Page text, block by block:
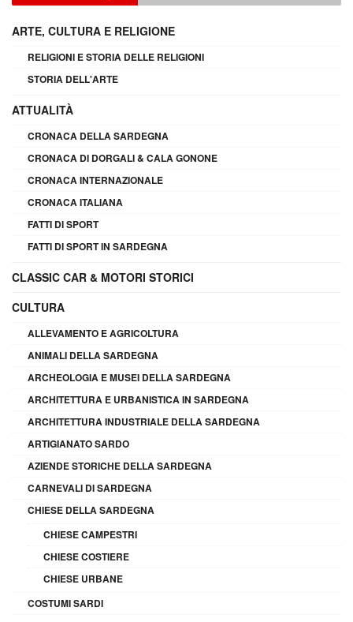
ARTE, CULTURA E RELIGIONE
RELIGIONI E STORIA DELLE RELIGIONI
STORIA DELL'ARTE
ATTUALITÀ
CRONACA DELLA SARDEGNA
CRONACA DI DORGALI & CALA GONONE
CRONACA INTERNAZIONALE
CRONACA ITALIANA
FATTI DI SPORT
FATTI DI SPORT IN SARDEGNA
CLASSIC CAR & MOTORI STORICI
CULTURA
ALLEVAMENTO E AGRICOLTURA
ANIMALI DELLA SARDEGNA
ARCHEOLOGIA E MUSEI DELLA SARDEGNA
ARCHITETTURA E URBANISTICA IN SARDEGNA
ARCHITETTURA INDUSTRIALE DELLA SARDEGNA
ARTIGIANATO SARDO
AZIENDE STORICHE DELLA SARDEGNA
CARNEVALI DI SARDEGNA
CHIESE DELLA SARDEGNA
CHIESE CAMPESTRI
CHIESE COSTIERE
CHIESE URBANE
COSTUMI SARDI